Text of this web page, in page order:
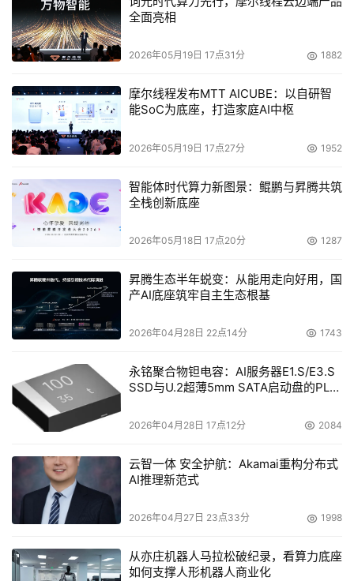
时，可靠工具和服务的重要性。
“在网络攻击面前，网络安全团队使用工具和服务的可靠性
至关重要，”Mellen表示，“这样的事件质疑了这种可靠性，
这无疑会引起高管们对如何确保企业系统可靠性的疑问和关
注，尤其是在网络安全软件如此日常化的情况下。”
事件暴露了云依赖系统的脆弱性，一个单点故障可能对整个
和顾问Sunil Varkey指出，“云和安全供应商之间的信任现
在受到质疑，这种信任的破裂可能会推动对无代理解决方案
的更高重视，这些解决方案可以在不受传统代理漏洞影响的
考虑到影响的规模，这被认为是最严重的网络安全事件之
一。CrowdStrike事件影响了运行Microsoft Windows的计
算机，涉及航空公司、银行、零售商、经纪公司、媒体公司
和铁路公司等多个行业。旅行部门受到显著影响，德国、法
国、荷兰、英国、美国、澳大利亚、中国、日本、印度、新
加坡和台湾的航空公司和机场在办理登机手续和售票系统方
面遇到了重大问题，导致航班延误和机场混乱。
微软表示大约有850万台Windows计算机受到影响。
影响如此之大，以至于SpaceX和Tesla的CEO Elon Musk
不得不从所有系统中删除CrowdStrike。
增强的风险管理实践
全面亮相
2026年05月19日 17点31分 1882
摩尔线程发布MTT AICUBE：以自研智
能SoC为底座，打造家庭AI中枢
2026年05月19日 17点27分 1952
智能体时代算力新图景：鲲鹏与昇腾共筑
全栈创新底座
2026年05月18日 17点20分 1287
昇腾生态半年蜕变：从能用走向好用，国
产AI底座筑牢自主生态根基
2026年04月28日 22点14分 1743
永铭聚合物钽电容：AI服务器E1.S/E3.S
SSD与U.2超薄5mm SATA启动盘的PLP
2026年04月28日 17点12分 2084
云智一体 安全护航：Akamai重构分布式
AI推理新范式
2026年04月27日 23点33分 1998
从亦庄机器人马拉松破纪录，看算力底座
如何支撑人形机器人商业化